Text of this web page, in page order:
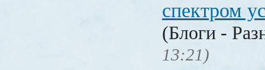
спектром
(Блоги -
13:21)